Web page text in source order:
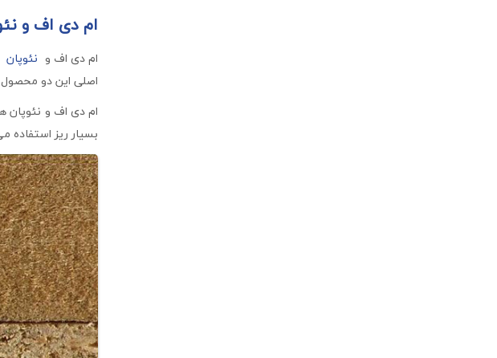
ام دی اف و
ام دی اف و نئوپان
اصلی این دو محصول
ام دی اف و
بسیار ریز